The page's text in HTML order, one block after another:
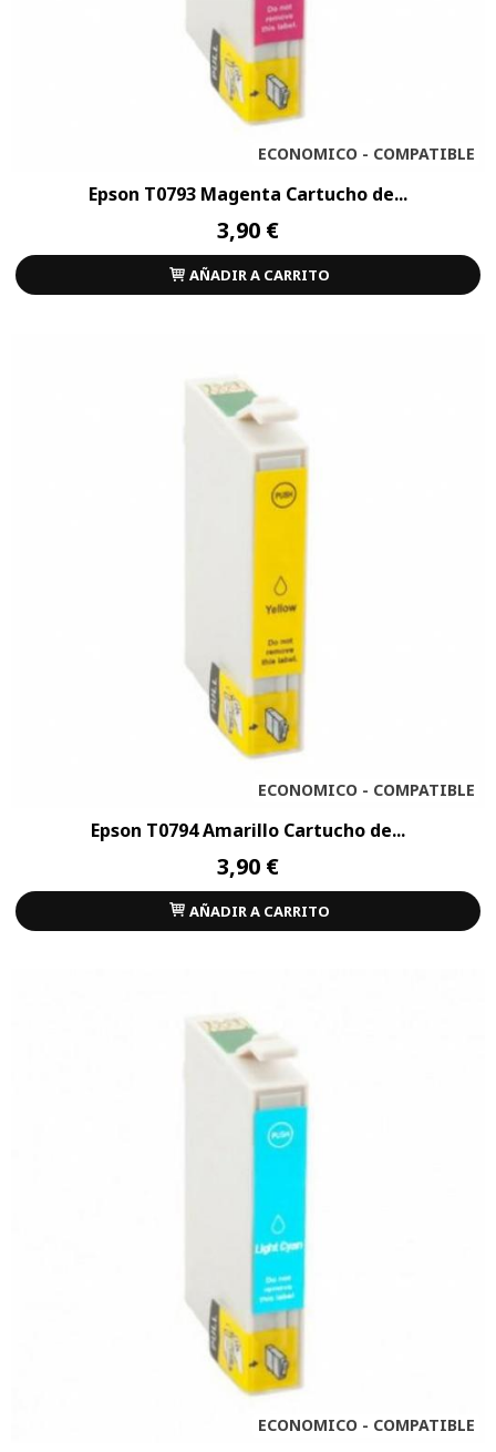
ECONOMICO - COMPATIBLE
Epson T0793 Magenta Cartucho de...
3,90 €
AÑADIR A CARRITO
ECONOMICO - COMPATIBLE
Epson T0794 Amarillo Cartucho de...
3,90 €
AÑADIR A CARRITO
ECONOMICO - COMPATIBLE